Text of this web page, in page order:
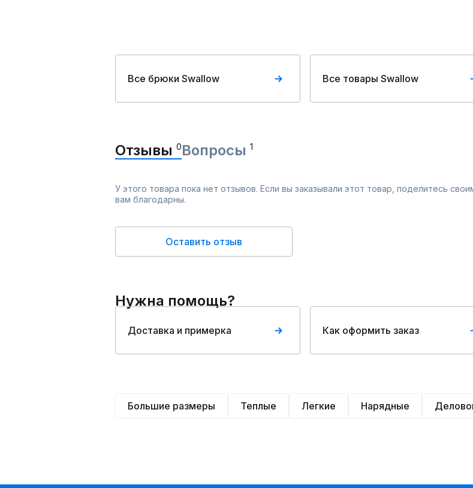
Все брюки Swallow Все товары Swallow
Отзывы 0Вопросы 1
У этого товара пока нет отзывов. Если вы заказывали этот товар, поделитесь
вам благодарны.
Оставить отзыв
Нужна помощь?
Доставка и примерка Как оформить заказ
Большие размеры Теплые Легкие Нарядные